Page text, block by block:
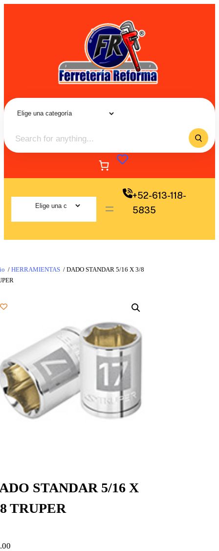
+52-613-118-
5835
/ HERRAMIENTAS / DADO STANDAR 5/16 X 3/8
STANDAR 5/16 X
TRUPER